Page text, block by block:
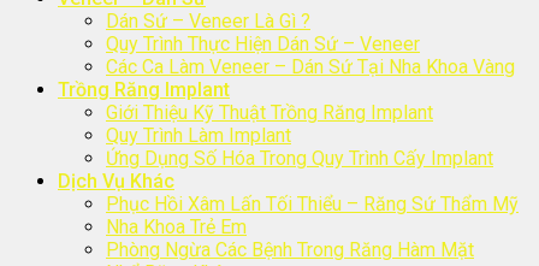
Dán Sứ – Veneer Là Gì ?
Quy Trình Thực Hiện Dán Sứ – Veneer
Các Ca Làm Veneer – Dán Sứ Tại Nha Khoa Vàng
Trồng Răng Implant
Giới Thiệu Kỹ Thuật Trồng Răng Implant
Quy Trình Làm Implant
Ứng Dụng Số Hóa Trong Quy Trình Cấy Implant
Dịch Vụ Khác
Phục Hồi Xâm Lấn Tối Thiểu – Răng Sứ Thẩm Mỹ
Nha Khoa Trẻ Em
Phòng Ngừa Các Bệnh Trong Răng Hàm Mặt